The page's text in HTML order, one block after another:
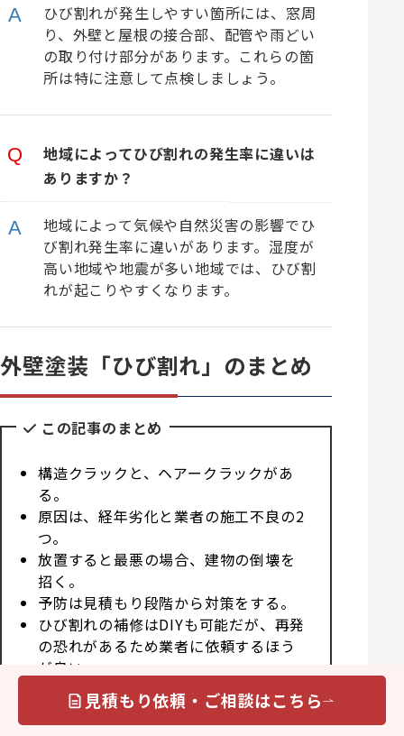
ひび割れが発生しやすい箇所には、窓周
り、外壁と屋根の接合部、配管や雨どい
の取り付け部分があります。これらの箇
所は特に注意して点検しましょう。
地域によってひび割れの発生率に違いは
ありますか？
地域によって気候や自然災害の影響でひ
び割れ発生率に違いがあります。湿度が
高い地域や地震が多い地域では、ひび割
れが起こりやすくなります。
外壁塗装「ひび割れ」のまとめ
この記事のまとめ
構造クラックと、ヘアークラックがあ
る。
原因は、経年劣化と業者の施工不良の2
つ。
放置すると最悪の場合、建物の倒壊を
招く。
予防は見積もり段階から対策をする。
ひび割れの補修はDIYも可能だが、再発
の恐れがあるため業者に依頼するほう
が良い。
相場は1箇所あたり約1〜5万円
見積もり依頼・ご相談はこちら